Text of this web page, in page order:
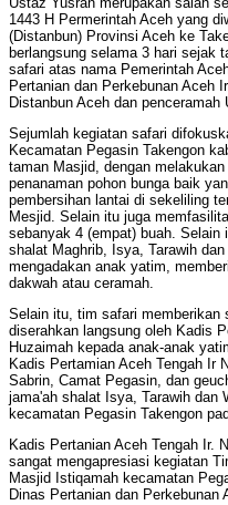
1443 H Permerintah Aceh yang
(Distanbun) Provinsi Aceh ke
berlangsung selama 3 hari sejak
safari atas nama Pemerintah
Pertanian dan Perkebunan Aceh
Distanbun Aceh dan
Sejumlah kegiatan safari
Kecamatan Pegasin Takengon
taman Masjid, dengan
penanaman pohon bunga baik
pembersihan lantai di sekeliling
Mesjid. Selain itu juga
sebanyak 4 (empat) buah.
shalat Maghrib, Isya, Tarawih
mengadakan anak yatim,
dakwah atau ceramah.
Selain itu, tim safari memberikan
diserahkan langsung oleh Kadis
Huzaimah kepada anak-anak
Kadis Pertamian Aceh Tengah Ir
Sabrin, Camat Pegasin, dan
jama'ah shalat Isya, Tarawih dan
kecamatan Pegasin Takengon
Kadis Pertanian Aceh Tengah Ir.
sangat mengapresiasi kegiatan
Masjid Istiqamah kecamatan
Dinas Pertanian dan Perkebunan